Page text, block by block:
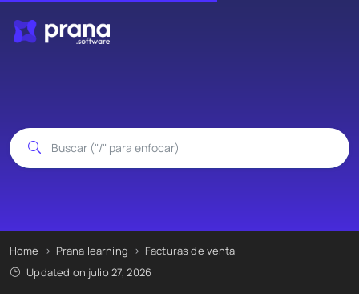
Home Prana learning
Facturas de venta
Updated on julio 27, 2026